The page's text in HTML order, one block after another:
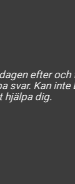
efter
svar. Kan inte
hjälpa dig.